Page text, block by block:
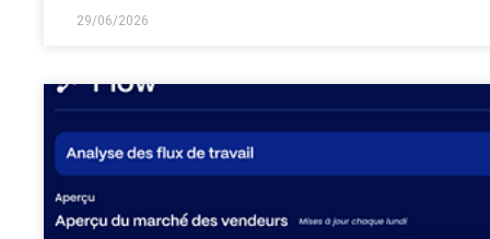
29/06/2026